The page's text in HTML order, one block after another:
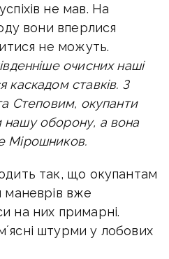
не мав. На
вони вперлися
не можуть.
очисних наші
каскадом ставків. З
Степовим, окупанти
нашу оборону, а вона
Мірошников.
так, що окупантам
маневрів вже
на них примарні.
штурми у лобових